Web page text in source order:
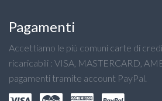
Pagamenti
Accettiamo le più comuni carte di
ricaricabili : VISA, MASTERCARD,
pagamenti tramite account PayPal.